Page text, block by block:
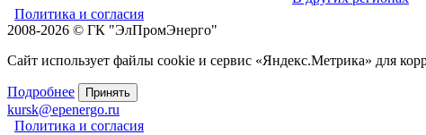
Политика и согласия
2008-2026 © ГК "ЭлПромЭнерго"
Сайт использует файлы cookie и сервис «Яндекс.Метрика» для
Подробнее Принять
kursk@epenergo.ru
Политика и согласия